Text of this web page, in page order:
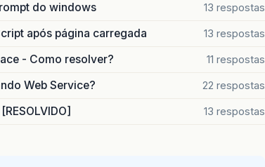
do windows 13 respostas
após página carregada 13 respostas
- Como resolver? 11 respostas
Web Service? 22 respostas
13 respostas